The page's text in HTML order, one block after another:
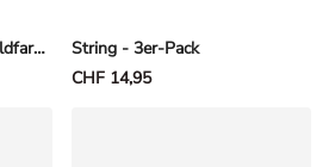
Ohrringe - 4er-Pack - Goldfarben
String - 3er-Pack
CHF 14,95